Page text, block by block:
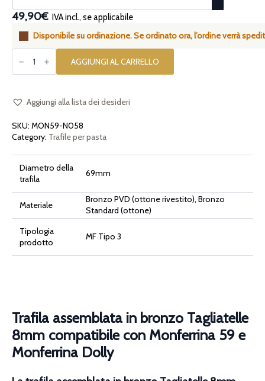
49,90€ IVA incl., se applicabile
Disponibile su ordinazione. Se ordinato ora, l’ordine verrà
Trafila
assemblata
bronzo
compatibile
59
e
Monferrina
AGGIUNGI AL CARRELLO
Aggiungi alla lista dei desideri
SKU: MON59-N058
Category: Trafile per pasta
Diametro della
trafila
69mm
Materiale
Bronzo PVD (ottone rivestito), Bronzo
Standard (ottone)
Tipologia
prodotto
MF Tipo 3
Trafila assemblata in bronzo Tagliatelle
8mm compatibile con Monferrina 59 e
Monferrina Dolly